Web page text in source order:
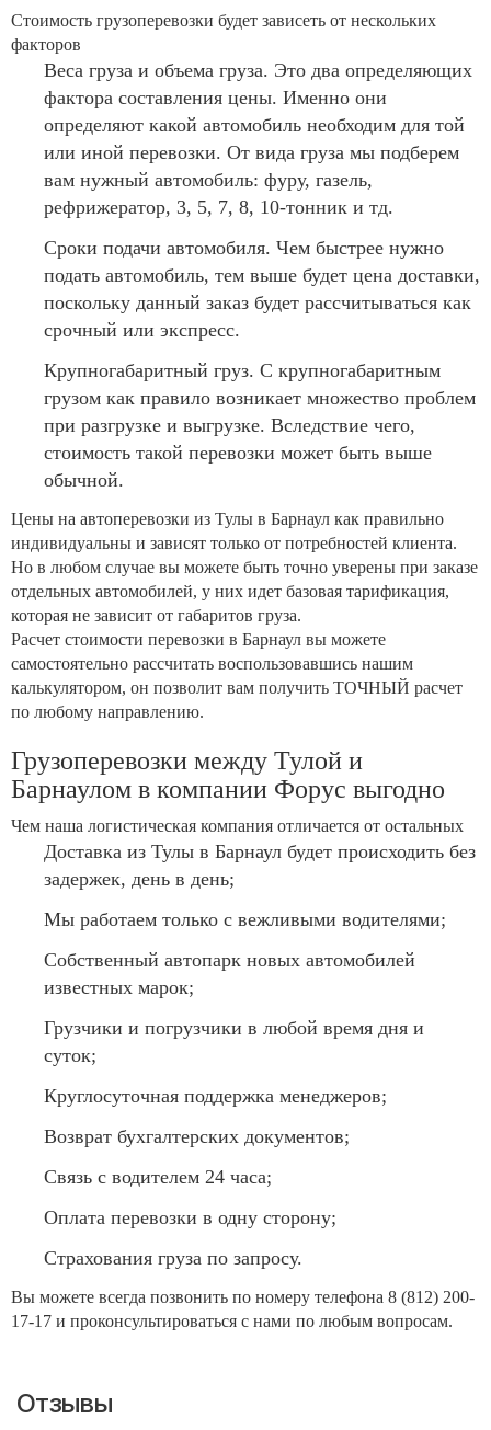
Стоимость грузоперевозки будет зависеть от нескольких
факторов
Веса груза и объема груза. Это два определяющих
фактора составления цены. Именно они
определяют какой автомобиль необходим для той
или иной перевозки. От вида груза мы подберем
вам нужный автомобиль: фуру, газель,
рефрижератор, 3, 5, 7, 8, 10-тонник и тд.
Сроки подачи автомобиля. Чем быстрее нужно
подать автомобиль, тем выше будет цена доставки,
поскольку данный заказ будет рассчитываться как
срочный или экспресс.
Крупногабаритный груз. С крупногабаритным
грузом как правило возникает множество проблем
при разгрузке и выгрузке. Вследствие чего,
стоимость такой перевозки может быть выше
обычной.
Цены на автоперевозки из Тулы в Барнаул как правильно
индивидуальны и зависят только от потребностей клиента.
Но в любом случае вы можете быть точно уверены при заказе
отдельных автомобилей, у них идет базовая тарификация,
которая не зависит от габаритов груза.
Расчет стоимости перевозки в Барнаул вы можете
самостоятельно рассчитать воспользовавшись нашим
калькулятором, он позволит вам получить ТОЧНЫЙ расчет
по любому направлению.
Грузоперевозки между Тулой и
Барнаулом в компании Форус выгодно
Чем наша логистическая компания отличается от остальных
Доставка из Тулы в Барнаул будет происходить без
задержек, день в день;
Мы работаем только с вежливыми водителями;
Собственный автопарк новых автомобилей
известных марок;
Грузчики и погрузчики в любой время дня и
суток;
Круглосуточная поддержка менеджеров;
Возврат бухгалтерских документов;
Связь с водителем 24 часа;
Оплата перевозки в одну сторону;
Страхования груза по запросу.
Вы можете всегда позвонить по номеру телефона 8 (812) 200-
17-17 и проконсультироваться с нами по любым вопросам.
Отзывы